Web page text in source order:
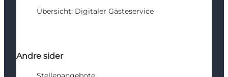
Übersicht: Digitaler Gästeservice
Andre sider